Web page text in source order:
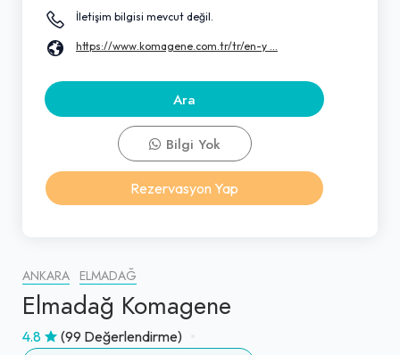
ANKARA ELMADAĞ
Elmadağ Komagene
4.8 (99 Değerlendirme)
İletişim bilgisi mevcut değil.
https://www.komagene.com.tr/tr/en-y ...
Ara
Bilgi Yok
Rezervasyon Yap